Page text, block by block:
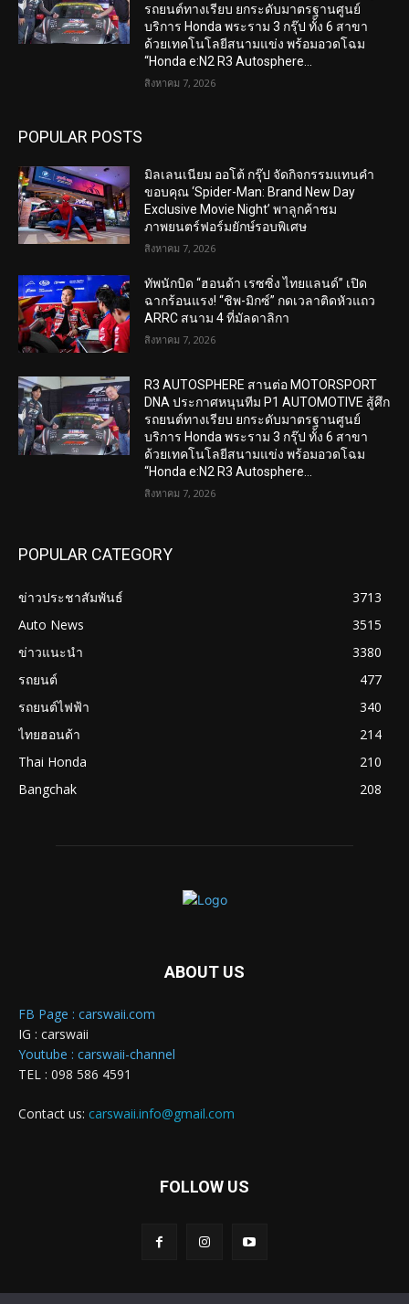
รถยนต์ทางเรียบ ยกระดับมาตรฐานศูนย์
บริการ Honda พระราม 3 กรุ๊ป ทั้ง 6 สาขา
ด้วยเทคโนโลยีสนามแข่ง พร้อมอวดโฉม
“Honda e:N2 R3 Autosphere...
สิงหาคม 7, 2026
POPULAR POSTS
มิลเลนเนียม ออโต้ กรุ๊ป จัดกิจกรรมแทนคำ
ขอบคุณ ‘Spider-Man: Brand New Day
Exclusive Movie Night’ พาลูกค้าชม
ภาพยนตร์ฟอร์มยักษ์รอบพิเศษ
สิงหาคม 7, 2026
ทัพนักบิด “ฮอนด้า เรซซิ่ง ไทยแลนด์” เปิด
ฉากร้อนแรง! “ชิพ-มิกซ์” กดเวลาติดหัวแถว
ARRC สนาม 4 ที่มัลดาลิกา
สิงหาคม 7, 2026
R3 AUTOSPHERE สานต่อ MOTORSPORT
DNA ประกาศหนุนทีม P1 AUTOMOTIVE สู้ศึก
รถยนต์ทางเรียบ ยกระดับมาตรฐานศูนย์
บริการ Honda พระราม 3 กรุ๊ป ทั้ง 6 สาขา
ด้วยเทคโนโลยีสนามแข่ง พร้อมอวดโฉม
“Honda e:N2 R3 Autosphere...
สิงหาคม 7, 2026
POPULAR CATEGORY
ข่าวประชาสัมพันธ์
3713
Auto News
3515
ข่าวแนะนำ
3380
รถยนต์
477
รถยนต์ไฟฟ้า
340
ไทยฮอนด้า
214
Thai Honda
210
Bangchak
208
ABOUT US
FB Page : carswaii.com
IG : carswaii
Youtube : carswaii-channel
TEL : 098 586 4591
Contact us: carswaii.info@gmail.com
FOLLOW US